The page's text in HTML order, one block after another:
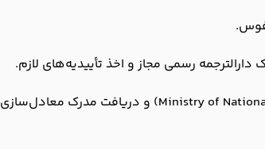
رسمی مجاز و اخذ تأییدیه‌های لازم.
تحویل ترجمه‌ها به اداره آموزش ملی ترکیه (Ministry of National Education) و دریافت مدرک معادل‌سازی